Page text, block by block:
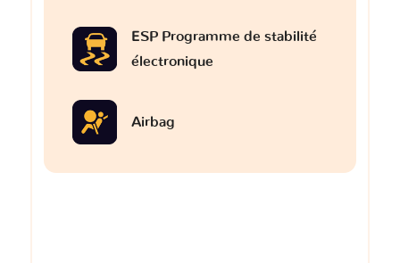
ESP Programme de stabilité
électronique
Airbag